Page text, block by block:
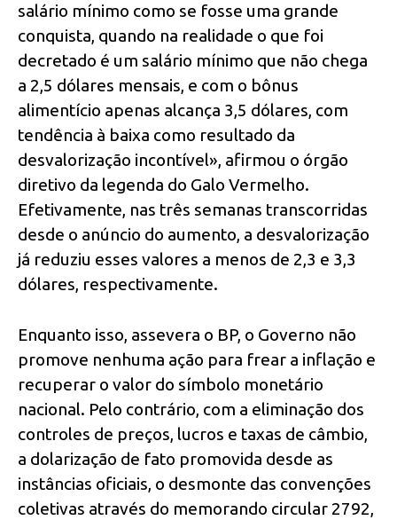
salário mínimo como se fosse uma grande
conquista, quando na realidade o que foi
decretado é um salário mínimo que não chega
a 2,5 dólares mensais, e com o bônus
alimentício apenas alcança 3,5 dólares, com
tendência à baixa como resultado da
desvalorização incontível», afirmou o órgão
diretivo da legenda do Galo Vermelho.
Efetivamente, nas três semanas transcorridas
desde o anúncio do aumento, a desvalorização
já reduziu esses valores a menos de 2,3 e 3,3
dólares, respectivamente.
Enquanto isso, assevera o BP, o Governo não
promove nenhuma ação para frear a inflação e
recuperar o valor do símbolo monetário
nacional. Pelo contrário, com a eliminação dos
controles de preços, lucros e taxas de câmbio,
a dolarização de fato promovida desde as
instâncias oficiais, o desmonte das convenções
coletivas através do memorando circular 2792,